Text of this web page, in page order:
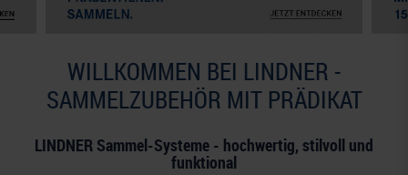
WILLKOMMEN BEI LINDNER -
SAMMELZUBEHÖR MIT PRÄDIKAT
LINDNER Sammel-Systeme - hochwertig, stilvoll und
funktional